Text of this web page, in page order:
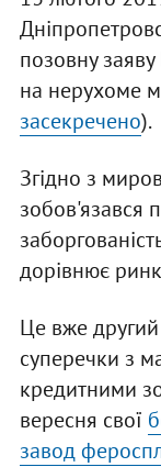
позовну
на нерухоме
засекречено).
Згідно з
зобов'язався
дорівнює
Це вже
суперечки з
кредитними
вересня свої
завод